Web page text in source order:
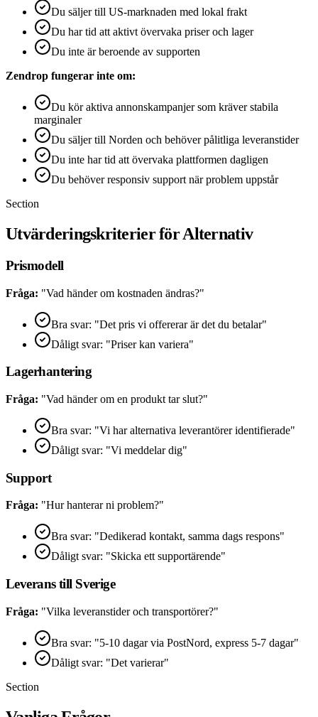
Du säljer till US-marknaden med lokal frakt
Du har tid att aktivt övervaka priser och lager
Du inte är beroende av supporten
Zendrop fungerar inte om:
Du kör aktiva annonskampanjer som kräver stabila
marginaler
Du säljer till Norden och behöver pålitliga leveranstider
Du inte har tid att övervaka plattformen dagligen
Du behöver responsiv support när problem uppstår
Section
Utvärderingskriterier för Alternativ
Prismodell
Fråga: "Vad händer om kostnaden ändras?"
Bra svar: "Det pris vi offererar är det du betalar"
Dåligt svar: "Priser kan variera"
Lagerhantering
Fråga: "Vad händer om en produkt tar slut?"
Bra svar: "Vi har alternativa leverantörer identifierade"
Dåligt svar: "Vi meddelar dig"
Support
Fråga: "Hur hanterar ni problem?"
Bra svar: "Dedikerad kontakt, samma dags respons"
Dåligt svar: "Skicka ett supportärende"
Leverans till Sverige
Fråga: "Vilka leveranstider och transportörer?"
Bra svar: "5-10 dagar via PostNord, express 5-7 dagar"
Dåligt svar: "Det varierar"
Section